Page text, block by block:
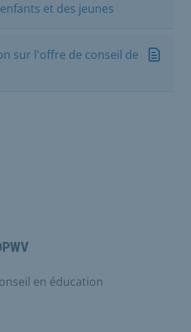
et des jeunes
sur l'offre de conseil de
en éducation